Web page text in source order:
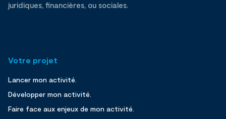
juridiques, financières, ou sociales.
Votre projet
Lancer mon activité.
Développer mon activité.
Faire face aux enjeux de mon activité.